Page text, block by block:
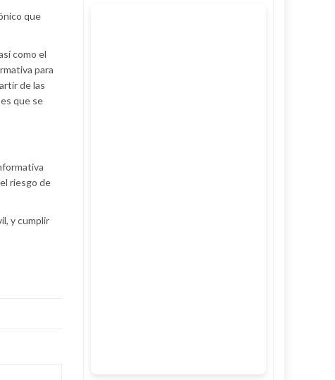
que
como el
para
de las
que se
riesgo de
y cumplir